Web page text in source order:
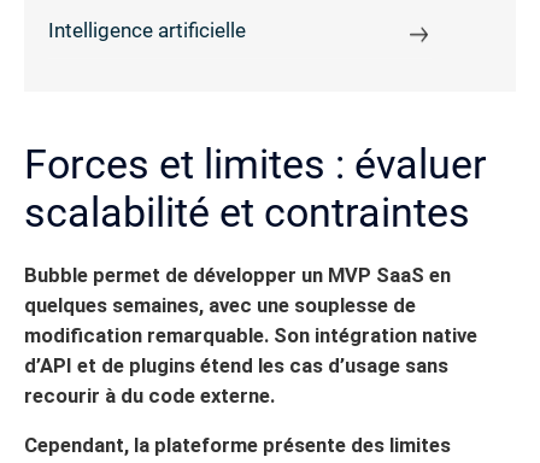
Intelligence artificielle
Forces et limites : évaluer
scalabilité et contraintes
Bubble permet de développer un MVP SaaS en
quelques semaines, avec une souplesse de
modification remarquable. Son intégration native
d’API et de plugins étend les cas d’usage sans
recourir à du code externe.
Cependant, la plateforme présente des limites